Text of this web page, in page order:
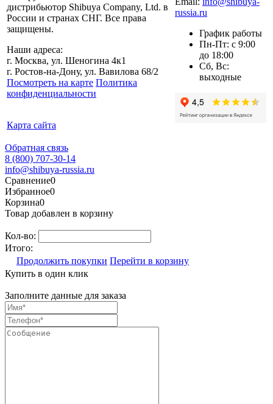
дистрибьютор Shibuya Company, Ltd. в
России и странах СНГ. Все права
защищены.
Наши адреса:
г. Москва, ул. Шеногина 4к1
г. Ростов-на-Дону, ул. Вавилова 68/2
Посмотреть на карте Политика
конфиденциальности
Карта сайта
russia.ru
График работы
Пн-Пт: с 9:00
до 18:00
Сб, Вс:
выходные
Обратная связь
8 (800) 707-30-14
info@shibuya-russia.ru
Сравнение0
Избранное0
Корзина0
Товар добавлен в корзину
Кол-во:
Итого:
Продолжить покупки Перейти в корзину
Купить в один клик
Заполните данные для заказа